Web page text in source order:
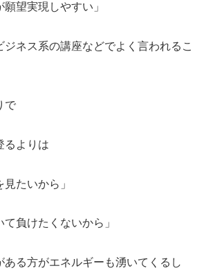
願望実現しやすい」
ジネス系の講座などでよく言われるこ
で
るよりは
見たいから」
て負けたくないから」
ある方がエネルギーも湧いてくるし